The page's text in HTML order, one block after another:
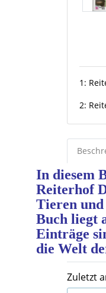
1:
2:
In diesem
Reiterhof
Tieren und
Buch liegt
Einträge
die Welt
Zuletzt